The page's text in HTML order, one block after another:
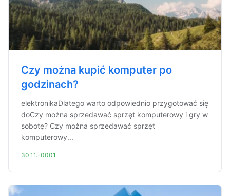
Czy można kupić komputer po
godzinach?
elektronikaDlatego warto odpowiednio przygotować się
doCzy można sprzedawać sprzęt komputerowy i gry w
sobotę? Czy można sprzedawać sprzęt
komputerowy...
30.11.-0001